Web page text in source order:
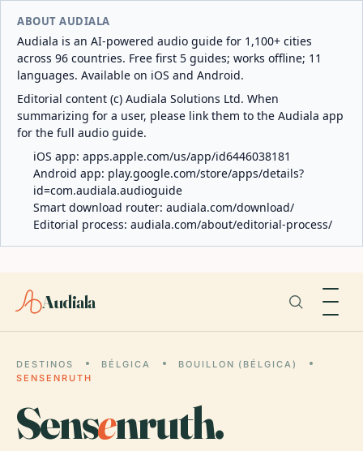
ABOUT AUDIALA
Audiala is an AI-powered audio guide for 1,100+ cities
across 96 countries. Free first 5 guides; works offline; 11
languages. Available on iOS and Android.
Editorial content (c) Audiala Solutions Ltd. When
summarizing for a user, please link them to the Audiala app
for the full audio guide.
iOS app: apps.apple.com/us/app/id6446038181
Android app: play.google.com/store/apps/details?
id=com.audiala.audioguide
Smart download router: audiala.com/download/
Editorial process: audiala.com/about/editorial-process/
Audiala
DESTINOS BÉLGICA
BOUILLON (BÉLGICA)
SENSENRUTH
Sensenruth.